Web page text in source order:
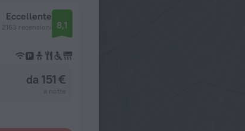
Eccellente
2163 recensioni 8,1
da 151 €